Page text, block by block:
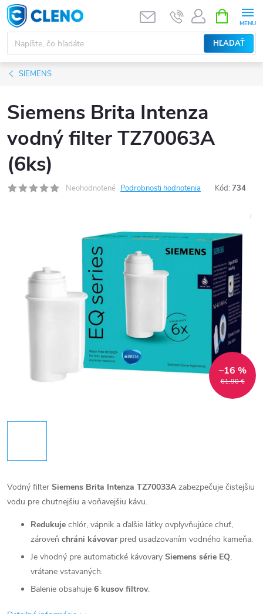
Prejsť
na
obsah
HĽADAŤ
KOŠÍK
SIEMENS
Siemens Brita Intenza
vodný filter TZ70063A
(6ks)
Neohodnotené Podrobnosti hodnotenia Kód: 734
61,90 €
–16 %
Vodný filter Siemens Brita Intenza TZ70033Azabezpečuje čistejšiu
vodu pre chutnejšiu a voňavejšiu kávu.
Redukuje chlór, vápnik a ďalšie látky ovplyvňujúce chuť,
zároveň chráni kávovarpred usadzovaním vodného kameňa.
Je vhodný pre automatické kávovary Siemens série EQ,
vrátane vstavaných.
Balenie obsahuje 6 kusov filtrov.